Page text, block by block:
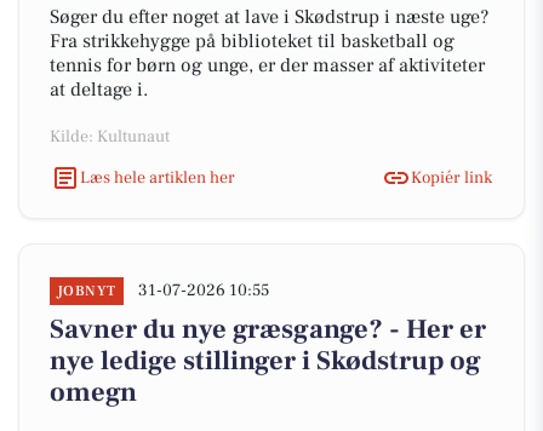
Søger du efter noget at lave i Skødstrup i næste uge?
Fra strikkehygge på biblioteket til basketball og
tennis for børn og unge, er der masser af aktiviteter
at deltage i.
Kilde: Kultunaut
Læs hele artiklen her
Kopiér link
JOBNYT 31-07-2026 10:55
Savner du nye græsgange? - Her er
nye ledige stillinger i Skødstrup og
omegn